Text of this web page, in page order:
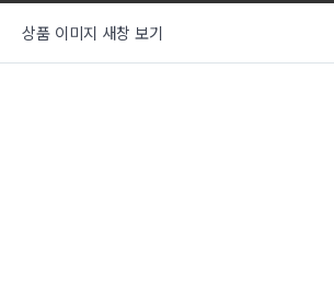
상품 이미지 새창 보기